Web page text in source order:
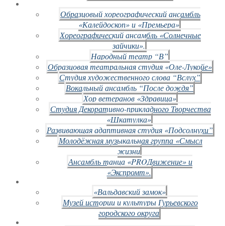
Образцовый хореографический ансамбль
«Калейдоскоп» и «Премьера»
Хореографический ансамбль «Солнечные
зайчики».
Народный театр “В”
Образцовая театральная студия «Оле-Лукойе»
Студия художественного слова “Вслух”
Вокальный ансамбль “После дождя”
Хор ветеранов «Здравица»
Студия Декоративно-прикладного Творчества
«Шкатулка»
Развивающая адаптивная студия «Подсолнухи”
Молодёжная музыкальная группа «Смысл
жизни
Ансамбль танца «PROДвижение» и
«Экспромт».
«Вальдавский замок»
Музей истории и культуры Гурьевского
городского округа